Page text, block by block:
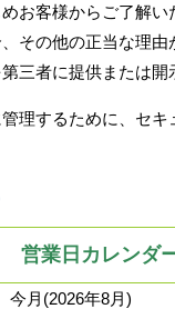
お客様からご了解い
その他の正当な理由
三者に提供または開
理するために、セキ
営業日カレンダ
今月(2026年8月)